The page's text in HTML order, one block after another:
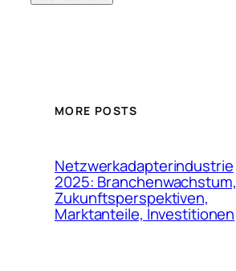
MORE POSTS
Netzwerkadapterindustrie
2025: Branchenwachstum,
Zukunftsperspektiven,
Marktanteile, Investitionen